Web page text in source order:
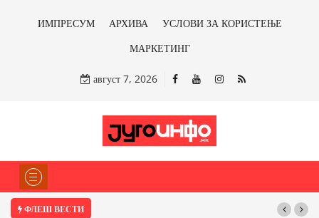
ИМПРЕСУМ АРХИВА
УСЛОВИ ЗА КОРИСТЕЊЕ
МАРКЕТИНГ
август 7, 2026
ФЛЕШ ВЕСТИ